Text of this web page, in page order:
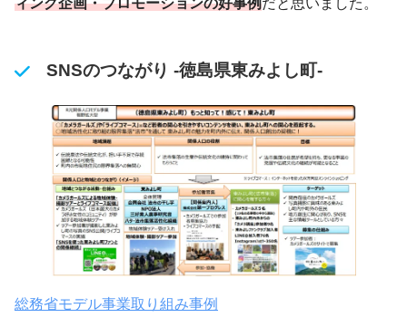
ィング企画・プロモーションの好事例だと思いました。
SNSのつながり -徳島県東みよし町-
総務省モデル事業取り組み事例